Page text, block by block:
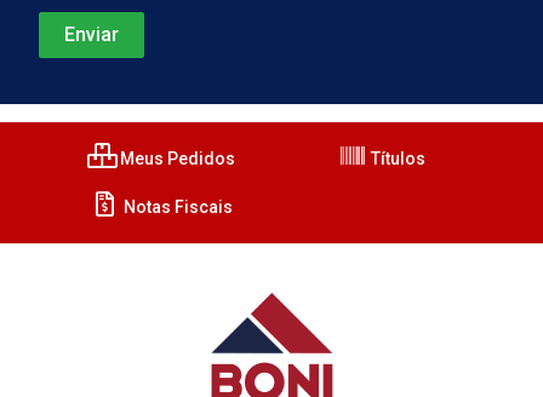
Meus Pedidos Títulos
Notas Fiscais